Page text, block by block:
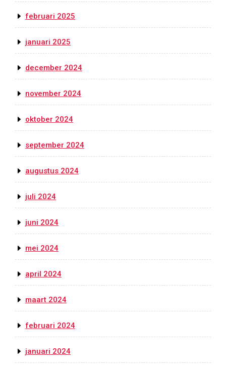
februari 2025
januari 2025
december 2024
november 2024
oktober 2024
september 2024
augustus 2024
juli 2024
juni 2024
mei 2024
april 2024
maart 2024
februari 2024
januari 2024